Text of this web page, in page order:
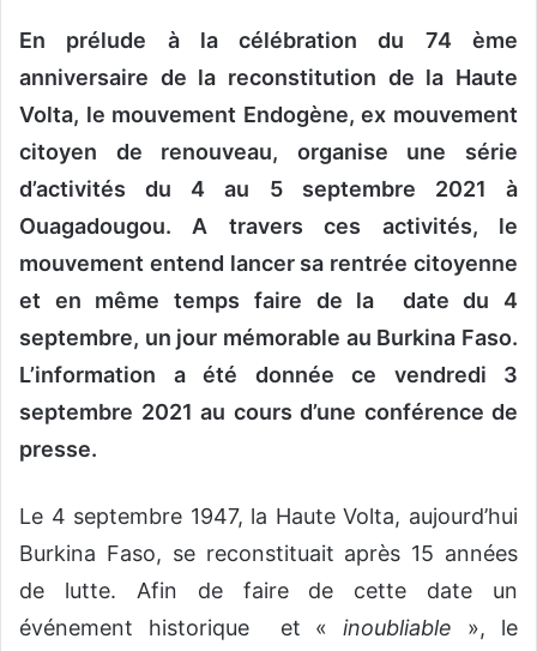
En prélude à la célébration du 74 ème
anniversaire de la reconstitution de la Haute
Volta, le mouvement Endogène, ex mouvement
citoyen de renouveau, organise une série
d’activités du 4 au 5 septembre 2021 à
Ouagadougou. A travers ces activités, le
mouvement entend lancer sa rentrée citoyenne
et en même temps faire de la
date du 4
septembre, un jour mémorable au Burkina Faso.
L’information a été donnée ce vendredi 3
septembre 2021 au cours d’une conférence de
presse.
Le 4 septembre 1947, la Haute Volta, aujourd’hui
Burkina Faso, se reconstituait après 15 années
de lutte. Afin de faire de cette date un
événement historique et «inoubliable », le